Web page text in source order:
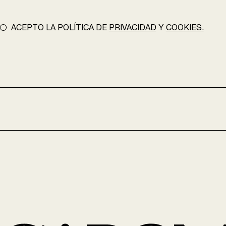
ACEPTO LA POLÍTICA DE PRIVACIDADY COOKIES.